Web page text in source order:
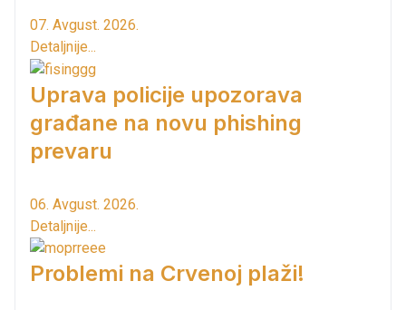
07. Avgust. 2026.
Detaljnije...
Uprava policije upozorava
građane na novu phishing
prevaru
06. Avgust. 2026.
Detaljnije...
Problemi na Crvenoj plaži!